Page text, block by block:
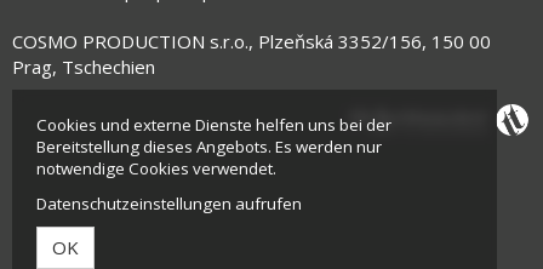
COSMO PRODUCTION s.r.o., Plzeňská 3352/156, 150 00
Prag, Tschechien
Cookies und externe Dienste helfen uns bei der
Bereitstellung dieses Angebots. Es werden nur
notwendige Cookies verwendet.
Datenschutzeinstellungen aufrufen
OK